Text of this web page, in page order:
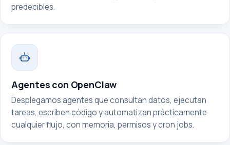
predecibles.
Agentes con OpenClaw
Desplegamos agentes que consultan datos, ejecutan
tareas, escriben código y automatizan prácticamente
cualquier flujo, con memoria, permisos y cron jobs.